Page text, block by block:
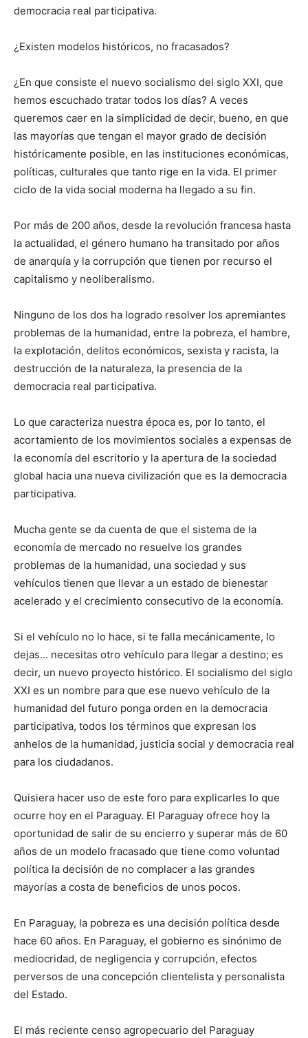
democracia real participativa.
¿Existen modelos históricos, no fracasados?
¿En que consiste el nuevo socialismo del siglo XXI, que
hemos escuchado tratar todos los días? A veces
queremos caer en la simplicidad de decir, bueno, en que
las mayorías que tengan el mayor grado de decisión
históricamente posible, en las instituciones económicas,
políticas, culturales que tanto rige en la vida. El primer
ciclo de la vida social moderna ha llegado a su fin.
Por más de 200 años, desde la revolución francesa hasta
la actualidad, el género humano ha transitado por años
de anarquía y la corrupción que tienen por recurso el
capitalismo y neoliberalismo.
Ninguno de los dos ha logrado resolver los apremiantes
problemas de la humanidad, entre la pobreza, el hambre,
la explotación, delitos económicos, sexista y racista, la
destrucción de la naturaleza, la presencia de la
democracia real participativa.
Lo que caracteriza nuestra época es, por lo tanto, el
acortamiento de los movimientos sociales a expensas de
la economía del escritorio y la apertura de la sociedad
global hacia una nueva civilización que es la democracia
participativa.
Mucha gente se da cuenta de que el sistema de la
economía de mercado no resuelve los grandes
problemas de la humanidad, una sociedad y sus
vehículos tienen que llevar a un estado de bienestar
acelerado y el crecimiento consecutivo de la economía.
Si el vehículo no lo hace, si te falla mecánicamente, lo
dejas… necesitas otro vehículo para llegar a destino; es
decir, un nuevo proyecto histórico. El socialismo del siglo
XXI es un nombre para que ese nuevo vehículo de la
humanidad del futuro ponga orden en la democracia
participativa, todos los términos que expresan los
anhelos de la humanidad, justicia social y democracia real
para los ciudadanos.
Quisiera hacer uso de este foro para explicarles lo que
ocurre hoy en el Paraguay. El Paraguay ofrece hoy la
oportunidad de salir de su encierro y superar más de 60
años de un modelo fracasado que tiene como voluntad
política la decisión de no complacer a las grandes
mayorías a costa de beneficios de unos pocos.
En Paraguay, la pobreza es una decisión política desde
hace 60 años. En Paraguay, el gobierno es sinónimo de
mediocridad, de negligencia y corrupción, efectos
perversos de una concepción clientelista y personalista
del Estado.
El más reciente censo agropecuario del Paraguay